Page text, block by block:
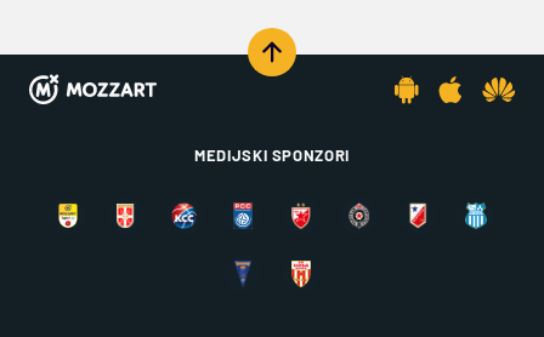
MEDIJSKI SPONZORI